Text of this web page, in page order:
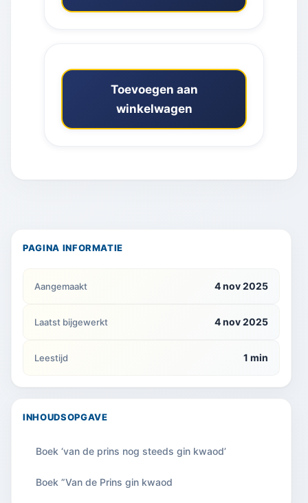
Toevoegen aan
winkelwagen
PAGINA INFORMATIE
Aangemaakt 4 nov 2025
Laatst bijgewerkt 4 nov 2025
Leestijd 1 min
INHOUDSOPGAVE
Boek ‘van de prins nog steeds gin kwaod’
Boek ”Van de Prins gin kwaod